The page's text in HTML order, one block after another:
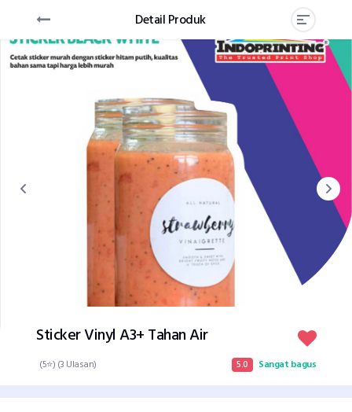
Detail Produk
Sticker Vinyl A3+ Tahan Air
(5⭐) (3 Ulasan) 5.0 Sangat bagus